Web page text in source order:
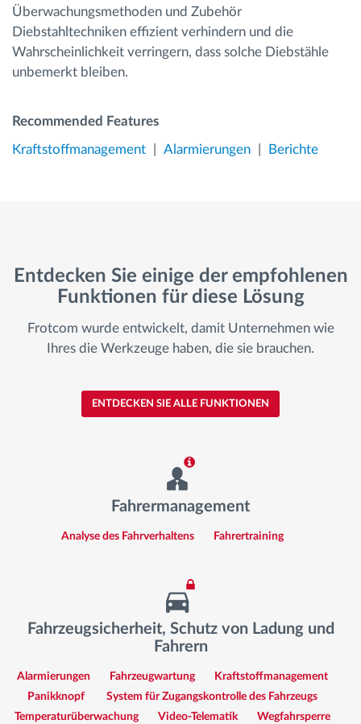
Überwachungsmethoden und Zubehör
Diebstahltechniken effizient verhindern und die
Wahrscheinlichkeit verringern, dass solche Diebstähle
unbemerkt bleiben.
Recommended Features
Kraftstoffmanagement Alarmierungen Berichte
Entdecken Sie einige der empfohlenen
Funktionen für diese Lösung
Frotcom wurde entwickelt, damit Unternehmen wie
Ihres die Werkzeuge haben, die sie brauchen.
ENTDECKEN SIE ALLE FUNKTIONEN
Fahrermanagement
Analyse des Fahrverhaltens Fahrertraining
Fahrzeugsicherheit, Schutz von Ladung und
Fahrern
Alarmierungen Fahrzeugwartung
Kraftstoffmanagement
Panikknopf
System für Zugangskontrolle des Fahrzeugs
Temperaturüberwachung
Video-Telematik Wegfahrsperre